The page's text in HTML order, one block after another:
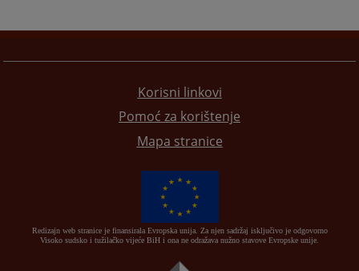
Korisni linkovi
Pomoć za korištenje
Mapa stranice
Redizajn web stranice je finansirala Evropska unija. Za njen sadržaj isključivo je odgovorno
Visoko sudsko i tužilačko vijeće BiH i ona ne odražava nužno stavove Evropske unije.